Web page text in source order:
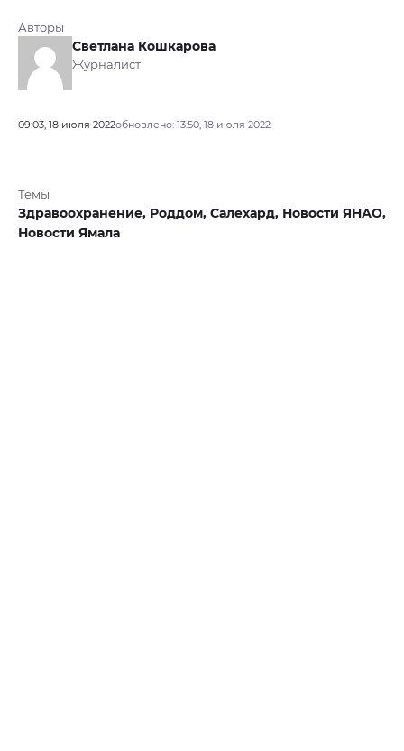
Авторы
Светлана Кошкарова
Журналист
09:03, 18 июля 2022обновлено: 13:50, 18 июля 2022
Темы
Здравоохранение, Роддом, Салехард, Новости ЯНАО,
Новости Ямала